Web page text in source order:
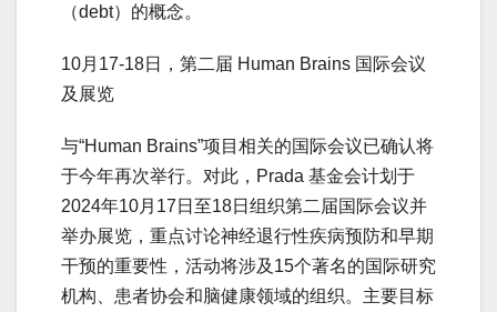
（debt）的概念。
10月17-18日，第二届 Human Brains 国际会议
及展览
与“Human Brains”项目相关的国际会议已确认将
于今年再次举行。对此，Prada 基金会计划于
2024年10月17日至18日组织第二届国际会议并
举办展览，重点讨论神经退行性疾病预防和早期
干预的重要性，活动将涉及15个著名的国际研究
机构、患者协会和脑健康领域的组织。主要目标